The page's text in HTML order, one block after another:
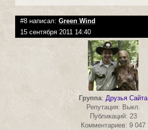
#8 написал: Green Wind
15 сентября 2011 14:40
Группа: Друзья Сайта
Репутация: Выкл.
Публикаций: 23
Комментариев: 9 047